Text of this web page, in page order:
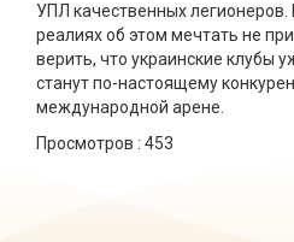
УПЛ качественных
реалиях об этом мечтать не
верить, что украинские клубы
станут по-настоящему
международной арене.
Просмотров : 453